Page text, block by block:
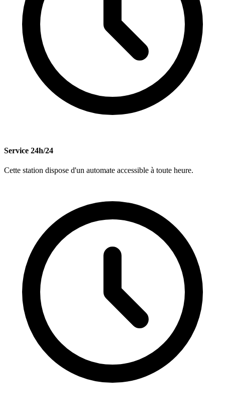
Service 24h/24
Cette station dispose d'un automate accessible à toute heure.